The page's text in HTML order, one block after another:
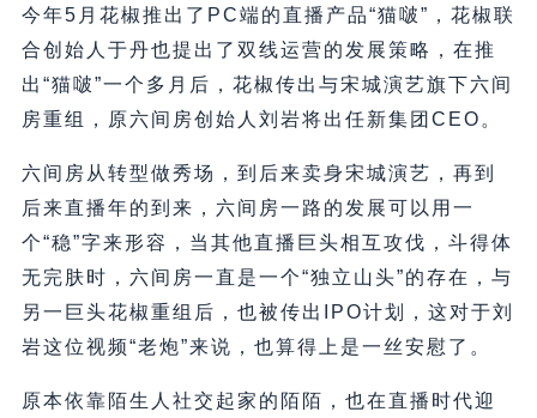
今年5月花椒推出了PC端的直播产品“猫啵”，花椒联
合创始人于丹也提出了双线运营的发展策略，在推
出“猫啵”一个多月后，花椒传出与宋城演艺旗下六间
房重组，原六间房创始人刘岩将出任新集团CEO。
六间房从转型做秀场，到后来卖身宋城演艺，再到
后来直播年的到来，六间房一路的发展可以用一
个“稳”字来形容，当其他直播巨头相互攻伐，斗得体
无完肤时，六间房一直是一个“独立山头”的存在，与
另一巨头花椒重组后，也被传出IPO计划，这对于刘
岩这位视频“老炮”来说，也算得上是一丝安慰了。
原本依靠陌生人社交起家的陌陌，也在直播时代迎